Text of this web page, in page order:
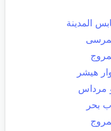
المدينة
هيشر
مرداس
بحر